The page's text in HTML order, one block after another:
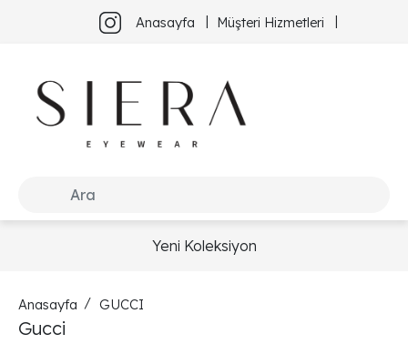
Anasayfa Müşteri Hizmetleri
Yeni Koleksiyon
Anasayfa GUCCI
Gucci